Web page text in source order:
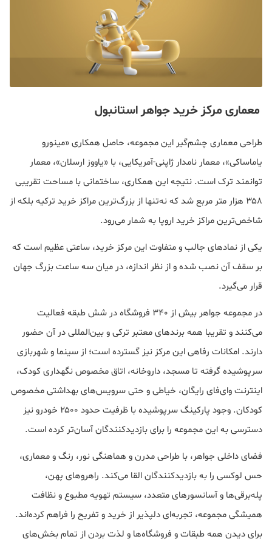
معماری مرکز خرید جواهر استانبول
طراحی معماری چشم‌گیر این مجموعه، حاصل همکاری «مینورو
یاماساکی»، معمار نامدار ژاپنی-آمریکایی، با «یاووز ارسلان»، معمار
توانمند ترک است. نتیجه این همکاری، ساختمانی با مساحت تقریبی
۳۵۸ هزار متر مربع شد که نه‌تنها از بزرگ‌ترین مراکز خرید ترکیه بلکه از
شاخص‌ترین مراکز خرید اروپا به شمار می‌رود.
یکی از نمادهای جالب و متفاوت این مرکز خرید، ساعتی عظیم است که
بر سقف آن نصب شده و از نظر اندازه، در میان سه ساعت بزرگ جهان
قرار می‌گیرد.
در مجموعه جواهر بیش از ۳۴۰ فروشگاه در شش طبقه فعالیت
می‌کنند و تقریبا همه برندهای معتبر ترکی و بین‌المللی در آن حضور
دارند. امکانات رفاهی این مرکز نیز گسترده است؛ از سینما و شهربازی
سرپوشیده گرفته تا مسجد، داروخانه، اتاق مخصوص نگهداری کودک،
اینترنت وای‌فای رایگان، خیاطی و حتی سرویس‌های بهداشتی مخصوص
کودکان. وجود پارکینگ سرپوشیده با ظرفیت حدود ۲۵۰۰ خودرو نیز
دسترسی به این مجموعه را برای بازدیدکنندگان آسان‌تر کرده است.
فضای داخلی جواهر، با طراحی مدرن و هماهنگی نور، رنگ و معماری،
حس لوکسی را به بازدیدکنندگان القا می‌کند. راهروهای پهن،
پله‌برقی‌ها و آسانسورهای متعدد، سیستم تهویه مطبوع و نظافت
همیشگی مجموعه، تجربه‌ای دلپذیر از خرید و تفریح را فراهم کرده‌اند.
برای دیدن همه طبقات و فروشگاه‌ها و لذت بردن از تمام بخش‌های